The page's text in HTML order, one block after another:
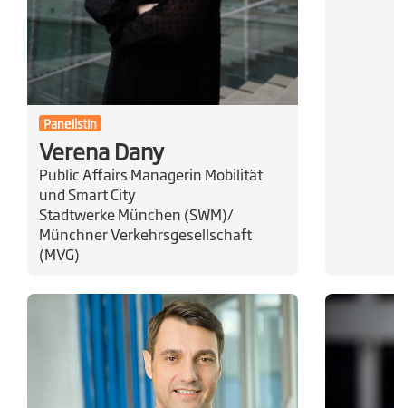
PanelistIn
Verena Dany
Public Affairs Managerin Mobilität
und Smart City
Stadtwerke München (SWM)/
Münchner Verkehrsgesellschaft
(MVG)